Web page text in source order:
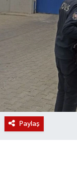
Paylaş
Etkinlikler